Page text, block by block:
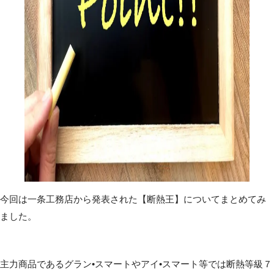
今回は一条工務店から発表された【断熱王】についてまとめてみ
ました。
主力商品であるグラン•スマートやアイ•スマート等では断熱等級７